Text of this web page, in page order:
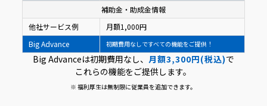
補助金・助成金情報
他社サービス例
月額1,000円
Big Advance
初期費用なしですべての機能をご提供！
Big Advanceは初期費用なし、 月額3,300円(税込)で
これらの機能をご提供します。
※ 福利厚生は無制限に従業員を追加できます。